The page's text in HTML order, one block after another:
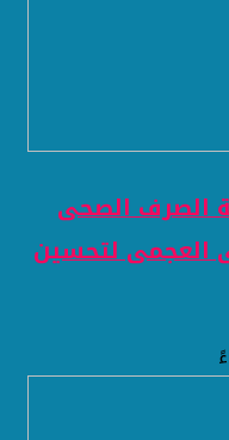
الصرف الصحى
العجمى لتحسين